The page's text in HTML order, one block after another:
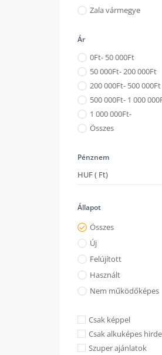
Zala vármegye
Ár
0Ft- 50 000Ft
50 000Ft- 200 000Ft
200 000Ft- 500 000Ft
500 000Ft- 1 000 000
1 000 000Ft-
Összes
Pénznem
Állapot
Összes
Új
Felújított
Használt
Nem működőképes
Csak képpel
Csak alkuképes
Szuper ajánlatok